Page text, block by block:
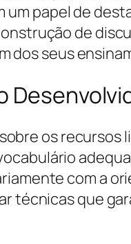
papel de
de
seus
os
com a
técnicas que